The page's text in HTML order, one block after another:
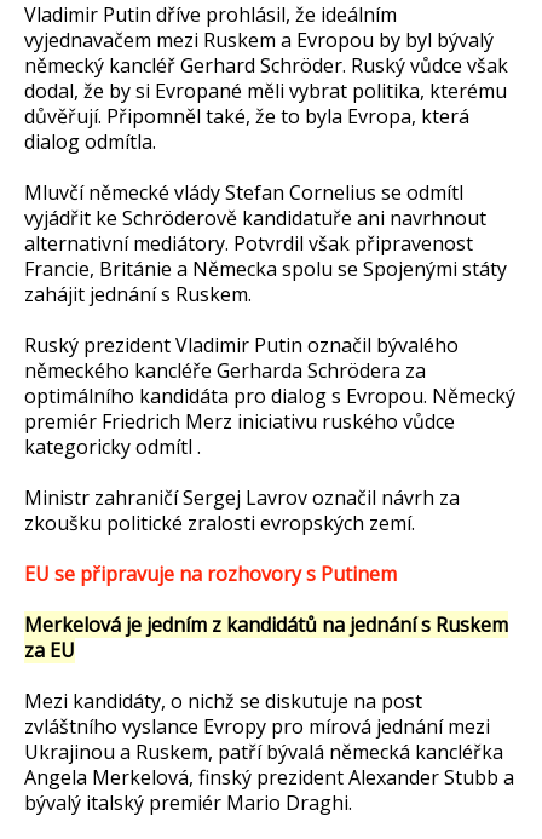
Vladimir Putin dříve prohlásil, že ideálním
vyjednavačem mezi Ruskem a Evropou by byl bývalý
německý kancléř Gerhard Schröder. Ruský vůdce však
dodal, že by si Evropané měli vybrat politika, kterému
důvěřují. Připomněl také, že to byla Evropa, která
dialog odmítla.
Mluvčí německé vlády Stefan Cornelius se odmítl
vyjádřit ke Schröderově kandidatuře ani navrhnout
alternativní mediátory. Potvrdil však připravenost
Francie, Británie a Německa spolu se Spojenými státy
zahájit jednání s Ruskem.
Ruský prezident Vladimir Putin označil bývalého
německého kancléře Gerharda Schrödera za
optimálního kandidáta pro dialog s Evropou. Německý
premiér Friedrich Merz iniciativu ruského vůdce
kategoricky odmítl .
Ministr zahraničí Sergej Lavrov označil návrh za
zkoušku politické zralosti evropských zemí.
EU se připravuje na rozhovory s Putinem
Merkelová je jedním z kandidátů na jednání s Ruskem
za EU
Mezi kandidáty, o nichž se diskutuje na post
zvláštního vyslance Evropy pro mírová jednání mezi
Ukrajinou a Ruskem, patří bývalá německá kancléřka
Angela Merkelová, finský prezident Alexander Stubb a
bývalý italský premiér Mario Draghi.